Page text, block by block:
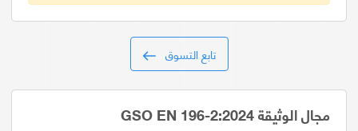
تابع التسوق
مجال الوثيقة GSO EN 196-2:2024